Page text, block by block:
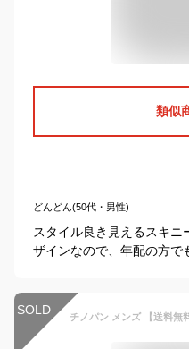
類似
どんどん(50代・男性)
スタイル良き見えるスキ
ザインなので、年配の方で
SOLD